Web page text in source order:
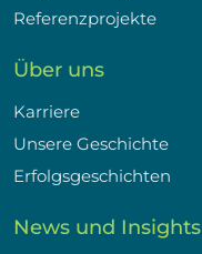
Referenzprojekte
Über uns
Karriere
Unsere Geschichte
Erfolgsgeschichten
News und Insights